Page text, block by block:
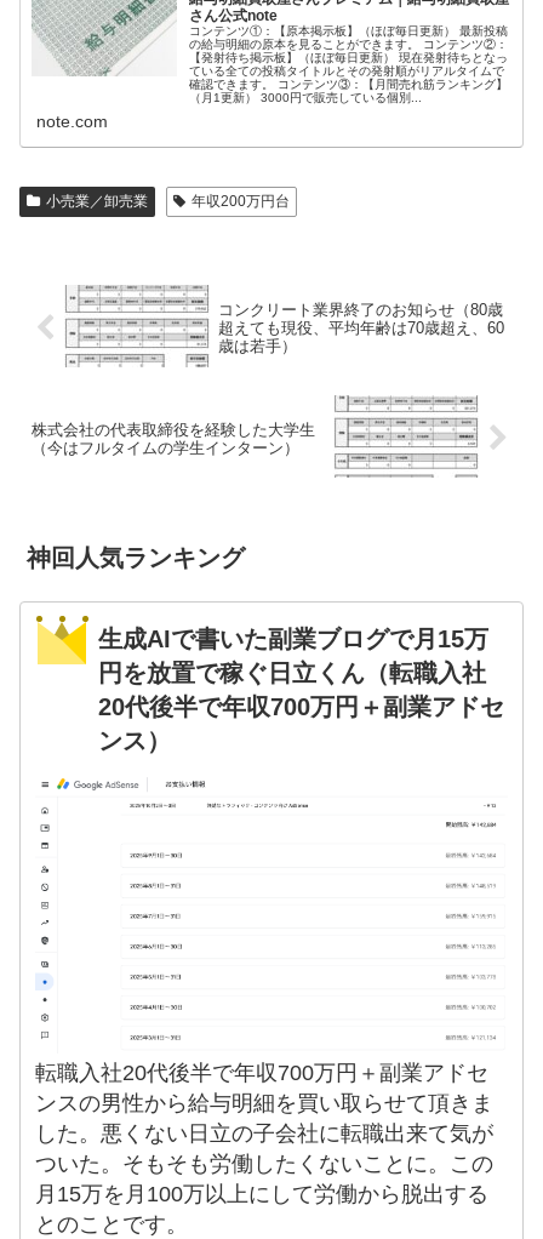
さん公式note
コンテンツ①：【原本掲示板】（ほぼ毎日更新） 最新投稿
の給与明細の原本を見ることができます。 コンテンツ②：
【発射待ち掲示板】（ほぼ毎日更新） 現在発射待ちとなっ
ている全ての投稿タイトルとその発射順がリアルタイムで
確認できます。 コンテンツ③：【月間売れ筋ランキング】
（月1更新） 3000円で販売している個別...
note.com
小売業／卸売業 年収200万円台
コンクリート業界終了のお知らせ（80歳
超えても現役、平均年齢は70歳超え、60
歳は若手）
株式会社の代表取締役を経験した大学生
（今はフルタイムの学生インターン）
神回人気ランキング
生成AIで書いた副業ブログで月15万
円を放置で稼ぐ日立くん（転職入社
20代後半で年収700万円＋副業アドセ
ンス）
転職入社20代後半で年収700万円＋副業アドセ
ンスの男性から給与明細を買い取らせて頂きま
した。悪くない日立の子会社に転職出来て気が
ついた。そもそも労働したくないことに。この
月15万を月100万以上にして労働から脱出する
とのことです。